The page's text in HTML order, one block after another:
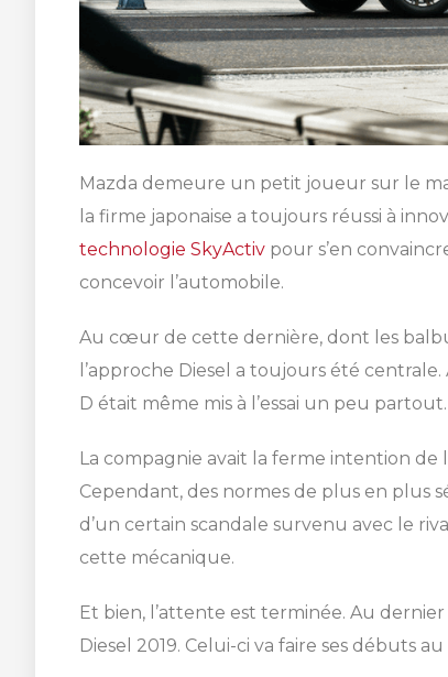
Mazda demeure un petit joueur sur le
la firme japonaise a toujours réussi à
technologie SkyActiv pour s’en
concevoir l’automobile.
Au cœur de cette dernière, dont les
l’approche Diesel a toujours été
D était même mis à l’essai un peu partout.
La compagnie avait la ferme intention de
Cependant, des normes de plus en plus
d’un certain scandale survenu avec le
cette mécanique.
Et bien, l’attente est terminée. Au
Diesel 2019. Celui-ci va faire ses débuts